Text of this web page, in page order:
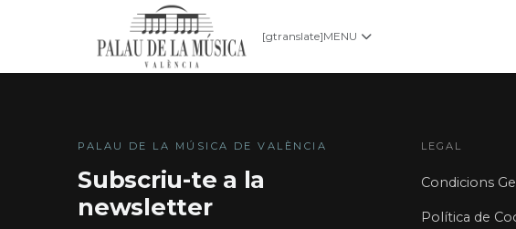
[gtranslate]MENU
PALAU DE LA MÚSICA DE VALÈNCIA
Subscriu-te a la
newsletter
LEGAL
Condicions
Política de